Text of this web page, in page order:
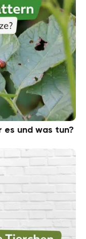
und was tun?